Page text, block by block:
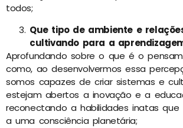
todos;
Que tipo de ambiente e
cultivando para a
Aprofundando sobre o que é o
como, ao desenvolvermos essa
somos capazes de criar sistemas e
estejam abertos a inovação e a
reconectando a habilidades inatas
a uma consciência planetária;